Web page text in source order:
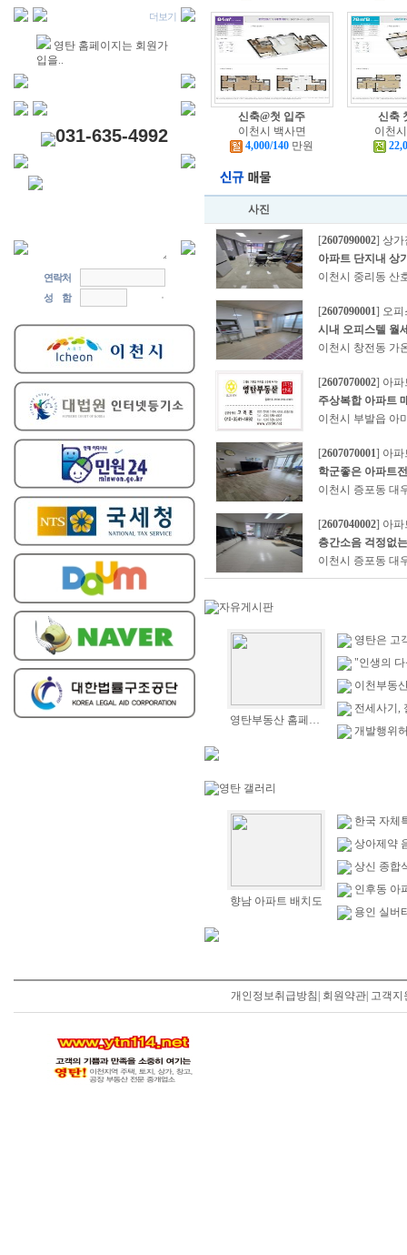
더보기
영탄 홈페이지는 회원가
입을..
031-635-4992
연락처
성 함
신축@첫 입주
이천시 백사면
4,000/140 만원
신축
이천
사진
[2607090002] 상가
아파트 단지내 상
이천시 중리동 산
[2607090001] 오피
시내 오피스텔 월
이천시 창전동 가
[2607070002] 아파
주상복합 아파트
이천시 부발읍 아
[2607070001] 아파
학군좋은 아파트
이천시 증포동 대
[2607040002] 아파
층간소음 걱정없
이천시 증포동 대
자유게시판
영탄부동산 홈페이지 및 연락처
영탄은 고
"인생의
이천부동
전세사기,
개발행위
영탄 갤러리
향남 아파트 배치도
한국 자체
상아제약
상신 종합
인후동 아
용인 실버
개인정보취급방침 회원약관| 고객지